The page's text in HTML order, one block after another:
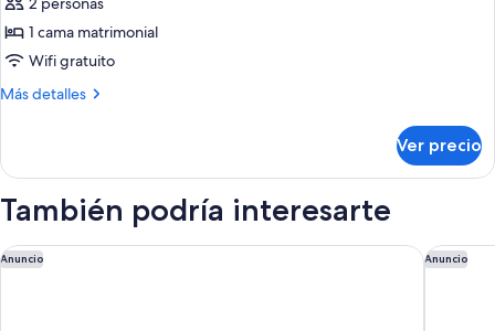
Habitación,
1
cama
matrimonial,
para
personas
discapacitadas
Free
1 cama matrimonial
Wifi gratuito
Más detalles
Más
1
matrimonial,
acceso
para
Ver precio
También podría interesarte
Anuncio
Holiday Inn London-Bexley by IHG Anuncio